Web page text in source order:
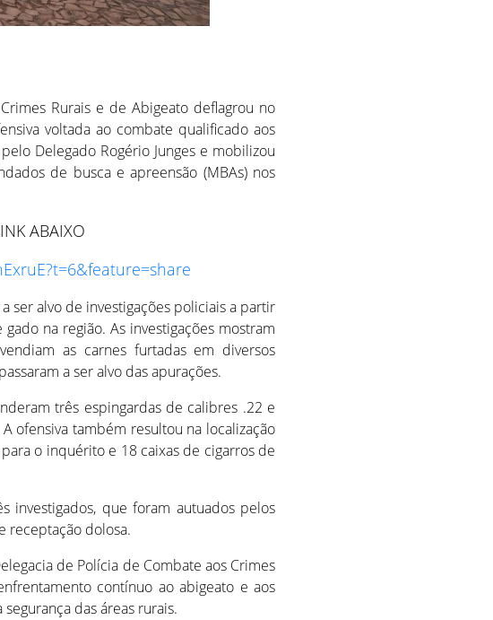
Rurais e de Abigeato deflagrou no
voltada ao combate qualificado aos
Delegado Rogério Junges e mobilizou
de busca e apreensão (MBAs) nos
ABAIXO
ser alvo de investigações policiais a partir
na região. As investigações mostram
as carnes furtadas em diversos
a ser alvo das apurações.
três espingardas de calibres .22 e
ofensiva também resultou na localização
o inquérito e 18 caixas de cigarros de
investigados, que foram autuados pelos
receptação dolosa.
de Polícia de Combate aos Crimes
contínuo ao abigeato e aos
das áreas rurais.